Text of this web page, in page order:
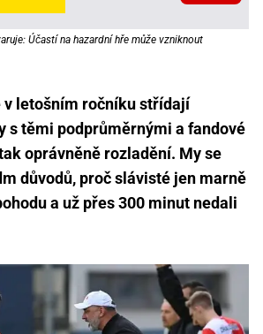
Účastí na hazardní hře může vzniknout
v letošním ročníku střídají
s těmi podprůměrnými a fandové
oprávněně rozladění. My se
důvodů, proč slávisté jen marně
a už přes 300 minut nedali